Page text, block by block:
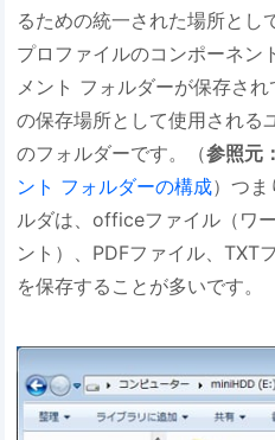
るための統一された場所とし
プロファイルのコンポーネン
メント フォルダーが保存さ
の保存場所として使用される
のフォルダーです。（参照元：
ント フォルダーの構成）つ
ルダは、officeファイル（ワ
ント）、PDFファイル、TXT
を保存することが多いです。